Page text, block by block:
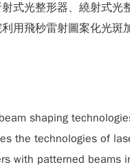
式光整形器、繞射式
用飛秒雷射圖案化光
shaping
the technologies of
patterned beams